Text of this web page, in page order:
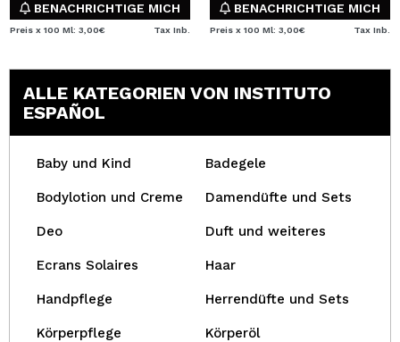
BENACHRICHTIGE MICH
Preis x 100 Ml: 3,00€ Tax Inb.
BENACHRICHTIGE MICH
Preis x 100 Ml: 3,00€ Tax Inb.
ALLE KATEGORIEN VON INSTITUTO
ESPAÑOL
Baby und Kind Badegele
Bodylotion und Creme Damendüfte und Sets
Deo Duft und weiteres
Ecrans Solaires Haar
Handpflege Herrendüfte und Sets
Körperpflege Körperöl